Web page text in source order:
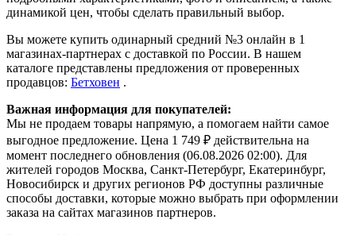
динамикой цен, чтобы сделать правильный выбор.
Вы можете купить одинарный средний №3 онлайн в 1
магазинах-партнерах с доставкой по России. В нашем
каталоге представлены предложения от проверенных
продавцов: Бетховен .
Важная информация для покупателей:
Мы не продаем товары напрямую, а помогаем найти самое
выгодное предложение. Цена 1 749 ₽ действительна на
момент последнего обновления (06.08.2026 02:00). Для
жителей городов Москва, Санкт-Петербург, Екатеринбург,
Новосибирск и других регионов РФ доступны различные
способы доставки, которые можно выбрать при оформлении
заказа на сайтах магазинов партнеров.